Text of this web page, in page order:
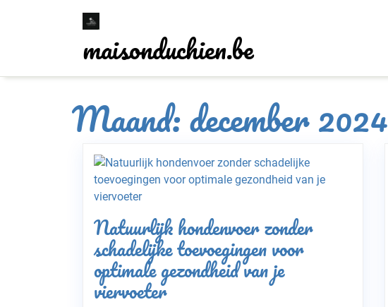
maisonduchien.be
Maand:december 2024
Natuurlijk hondenvoer zonder
schadelijke toevoegingen voor
optimale gezondheid van je
viervoeter